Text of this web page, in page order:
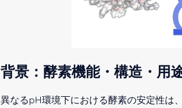
背景：酵素機能・構造・用
異なるpH環境下における酵素の安定性は